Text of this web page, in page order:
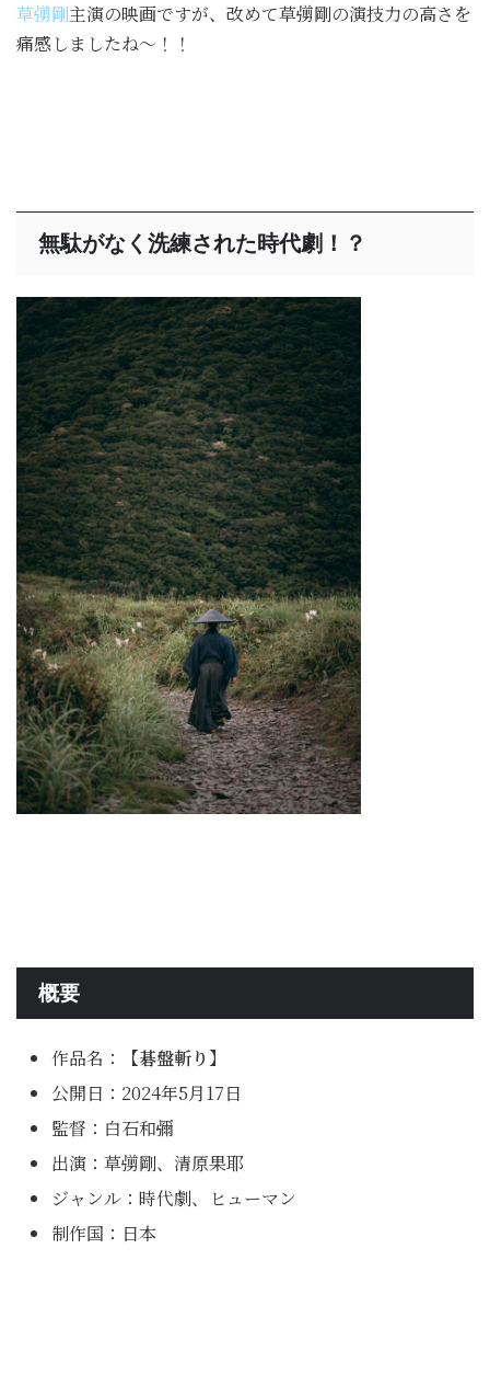
草彅剛主演の映画ですが、改めて草彅剛の演技力の高さを
痛感しましたね〜！！
無駄がなく洗練された時代劇！？
概要
作品名：
【碁盤斬り】
公開日：2024年5月17日
監督：白石和彌
出演：草彅剛、清原果耶
ジャンル：時代劇、ヒューマン
制作国：日本